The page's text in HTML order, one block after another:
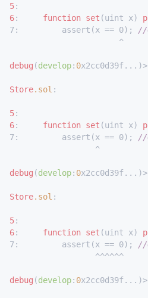
5
6: function set (uint x)
7:         assert(x == 0);
//
                       ^
debug (develop: 0x2cc0d39f...)>
Store.sol :
5
6: function set (uint x)
7:         assert(x == 0);
//
                  ^
debug (develop: 0x2cc0d39f...)>
Store.sol :
5
6: function set (uint x)
7:         assert(x == 0);
//
                  ^^^^^^
debug (develop: 0x2cc0d39f...)>